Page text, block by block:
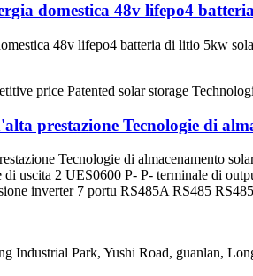
domestica 48v lifepo4
48v lifepo4 batteria di litio 5kw
prestazione Tecnologie di
Tecnologie di almacenamento
uscita 2 UES0600 P- P- terminale di
inverter 7 portu RS485A RS485
Industrial Park, Yushi Road, guanlan,